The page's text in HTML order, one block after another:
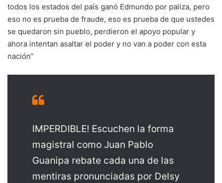
todos los estados del país ganó Edmundo por paliza, pero
eso no es prueba de fraude, eso es prueba de que ustedes
se quedaron sin pueblo, perdieron el apoyo popular y
ahora intentan asaltar el poder y no van a poder con esta
nación”
IMPERDIBLE! Escuchen la forma
magistral como Juan Pablo
Guanipa rebate cada una de las
mentiras pronunciadas por Delsy